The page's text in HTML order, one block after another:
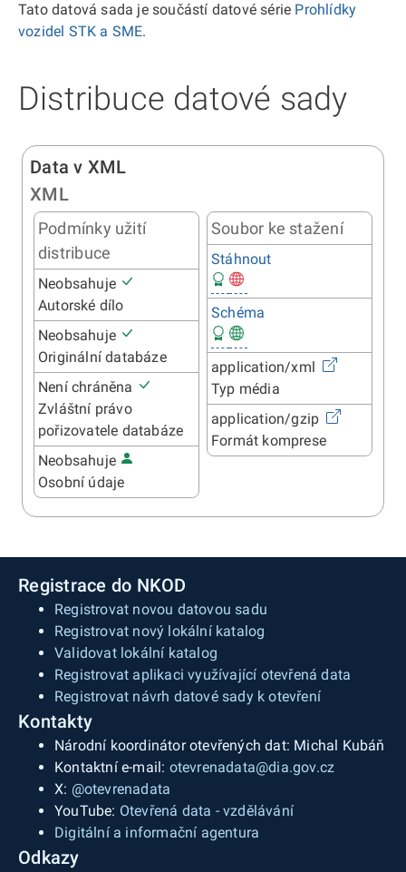
Tato datová sada je součástí datové série Prohlídky
vozidel STK a SME.
Distribuce datové sady
Data v XML
XML
Podmínky užití
distribuce
Neobsahuje
Autorské dílo
Neobsahuje
Originální databáze
Není chráněna
Zvláštní právo
pořizovatele databáze
Neobsahuje
Osobní údaje
Soubor ke stažení
Stáhnout
Schéma
application/xml
Typ média
application/gzip
Formát komprese
Registrace do NKOD
Registrovat novou datovou sadu
Registrovat nový lokální katalog
Validovat lokální katalog
Registrovat aplikaci využívající otevřená data
Registrovat návrh datové sady k otevření
Kontakty
Národní koordinátor otevřených dat: Michal Kubáň
Kontaktní e-mail: otevrenadata@dia.gov.cz
X: @otevrenadata
YouTube: Otevřená data - vzdělávání
Digitální a informační agentura
Odkazy